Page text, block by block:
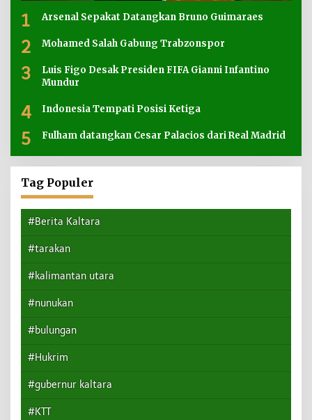
1 Arsenal Sepakat Datangkan Bruno Guimaraes
2 Mohamed Salah Gabung Trabzonspor
3
Luis Figo Desak Presiden FIFA Gianni Infantino
Mundur
4 Indonesia Tempati Posisi Ketiga
5 Fulham datangkan Cesar Palacios dari Real Madrid
Tag Populer
#Berita Kaltara
#tarakan
#kalimantan utara
#nunukan
#bulungan
#Hukrim
#gubernur kaltara
#KTT